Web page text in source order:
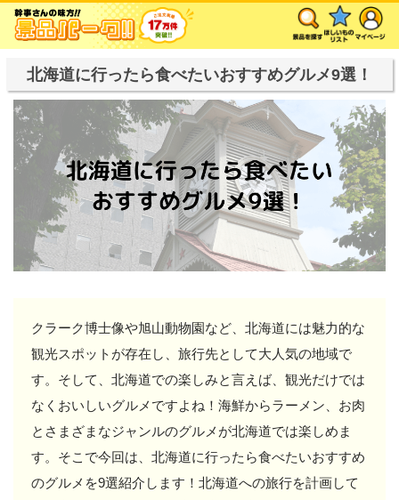
北海道に行ったら食べたいおすすめグルメ9選！
クラーク博士像や旭山動物園など、北海道には魅力的な
観光スポットが存在し、旅行先として大人気の地域で
す。そして、北海道での楽しみと言えば、観光だけでは
なくおいしいグルメですよね！海鮮からラーメン、お肉
とさまざまなジャンルのグルメが北海道では楽しめま
す。そこで今回は、北海道に行ったら食べたいおすすめ
のグルメを9選紹介します！北海道への旅行を計画して